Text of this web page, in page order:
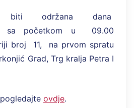
biti održana dana
sa početkom u 09.00
broj 11, na prvom spratu
Grad, Trg kralja Petra I
ovdje.